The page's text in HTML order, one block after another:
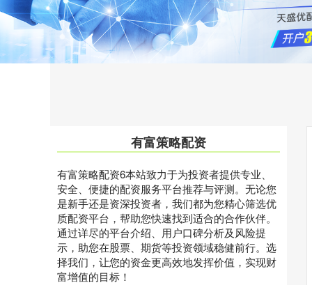
有富策略配资
有富策略配资6本站致力于为投资者提供专业、
安全、便捷的配资服务平台推荐与评测。无论您
是新手还是资深投资者，我们都为您精心筛选优
质配资平台，帮助您快速找到适合的合作伙伴。
通过详尽的平台介绍、用户口碑分析及风险提
示，助您在股票、期货等投资领域稳健前行。选
择我们，让您的资金更高效地发挥价值，实现财
富增值的目标！